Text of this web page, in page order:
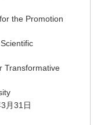
the Promotion
Transformative
月31日